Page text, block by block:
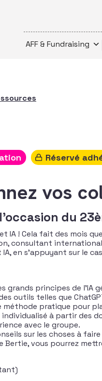
AFF & Fundraising
Réservé
vos
du
IA ! Cela fait des mois
consultant
en s’appuyant sur le
grands principes de l’IA
outils telles que
pratique pour
à partir des
avec le groupe.
sur les choses à
Bertie, vous pourrez